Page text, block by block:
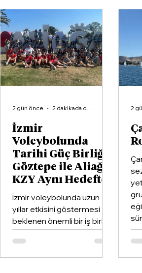
İzmir
Voleybolunda
Tarihi Güç Birliği:
Göztepe ile Aliağa
KZY Aynı Hedefte
İzmir voleybolunda uzun
yıllar etkisini göstermesi
beklenen önemli bir iş birliği
hayata geçirildi. Kentin köklü
kulüplerinden Göztepe
Spor Kulübü ile İzmir'in en
2 gün önce 2 dakikada okunur 2